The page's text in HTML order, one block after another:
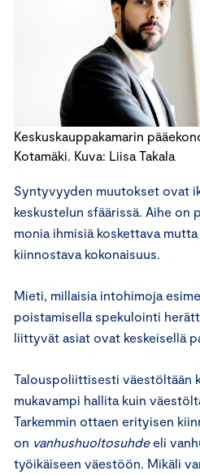
Keskuskauppakamarin
Kotamäki. Kuva: Liisa Takala
Syntyvyyden muutokset ovat
keskustelun sfäärissä. Aihe on
monia ihmisiä koskettava
kiinnostava kokonaisuus.
Mieti, millaisia intohimoja
poistamisella spekulointi
liittyvät asiat ovat keskeisellä
Talouspoliittisesti väestöltään
mukavampi hallita kuin
Tarkemmin ottaen erityisen
on vanhushuoltosuhdeeli
työikäiseen väestöön. Mikäli